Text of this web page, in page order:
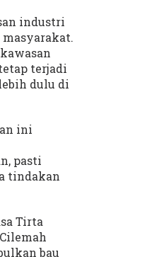
industri
terjadi
dulu di
ini
pasti
tindakan
Tirta
bau